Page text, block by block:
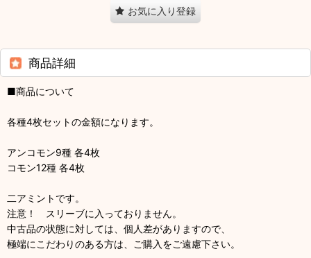
お気に入り登録
商品詳細
■商品について
各種4枚セットの金額になります。
アンコモン9種 各4枚
コモン12種 各4枚
二アミントです。
注意！ スリーブに入っておりません。
中古品の状態に対しては、個人差がありますので、
極端にこだわりのある方は、ご購入をご遠慮下さい。